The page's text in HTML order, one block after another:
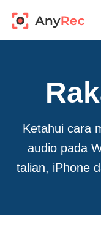
Ketahui cara
audio pada
talian, iPhone